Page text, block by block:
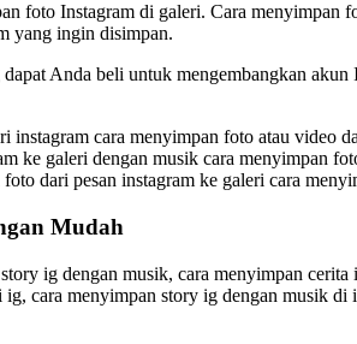
foto Instagram di galeri. Cara menyimpan
yang ingin disimpan.
Anda beli untuk mengembangkan
cara menyimpan foto atau video
ke galeri dengan musik cara menyimpan
dari pesan instagram ke galeri cara
Mudah
ig dengan musik, cara menyimpan
cara menyimpan story ig dengan musik